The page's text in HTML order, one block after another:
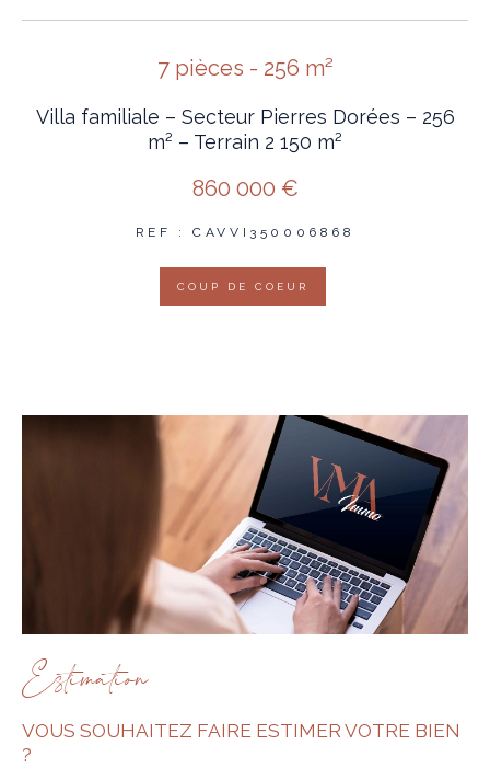
7 pièces - 256 m²
Villa familiale – Secteur Pierres Dorées – 256
m² – Terrain 2 150 m²
860 000 €
REF : CAVVI350006868
COUP DE COEUR
Estimation
VOUS SOUHAITEZ FAIRE ESTIMER VOTRE BIEN
?